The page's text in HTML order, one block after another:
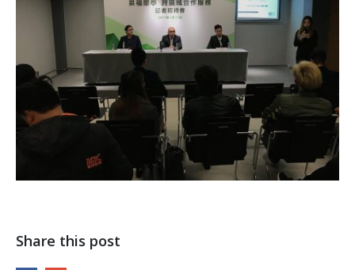
亭
跨
區
域
務
記
者
招
待
會〉
中
Share this post